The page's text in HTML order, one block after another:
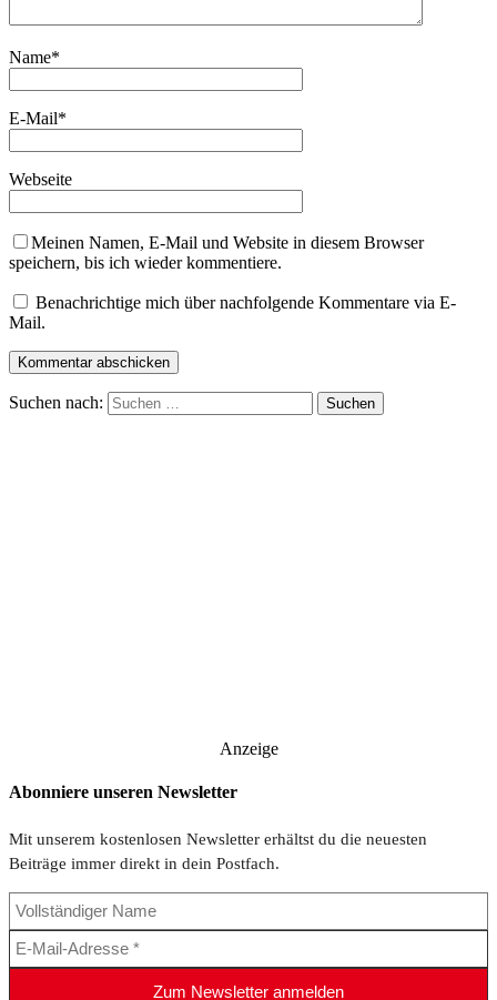
Name*
E-Mail*
Webseite
Meinen Namen, E-Mail und Website in diesem Browser
speichern, bis ich wieder kommentiere.
Benachrichtige mich über nachfolgende Kommentare via E-
Mail.
Suchen nach:
Anzeige
Abonniere unseren Newsletter
Mit unserem kostenlosen Newsletter erhältst du die neuesten
Beiträge immer direkt in dein Postfach.